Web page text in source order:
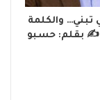
تبني… والكلمة
✍ بقلم: حسبو